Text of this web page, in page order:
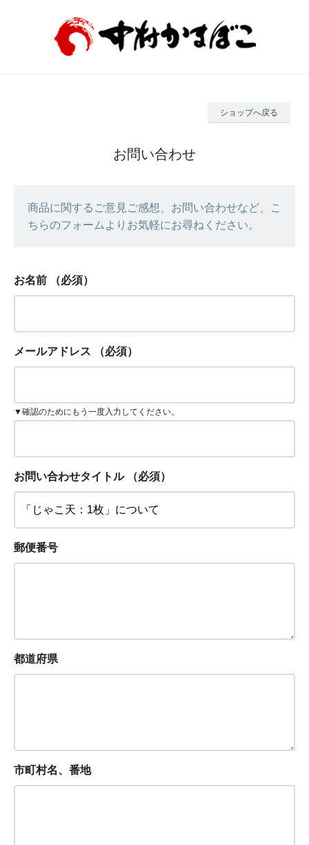
ショップへ戻る
お問い合わせ
商品に関するご意見ご感想、お問い合わせなど、こ
ちらのフォームよりお気軽にお尋ねください。
お名前 （必須）
メールアドレス （必須）
▼確認のためにもう一度入力してください。
お問い合わせタイトル （必須）
郵便番号
都道府県
市町村名、番地